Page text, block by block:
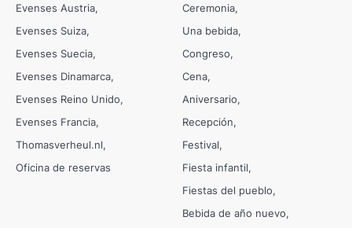
Evenses Austria
Evenses Suiza
Evenses Suecia
Evenses Dinamarca
Evenses Reino Unido
Evenses Francia
Thomasverheul.nl
Oficina de reservas
Ceremonia
Una bebida
Congreso
Cena
Aniversario
Recepción
Festival
Fiesta infantil
Fiestas del pueblo
Bebida de año nuevo